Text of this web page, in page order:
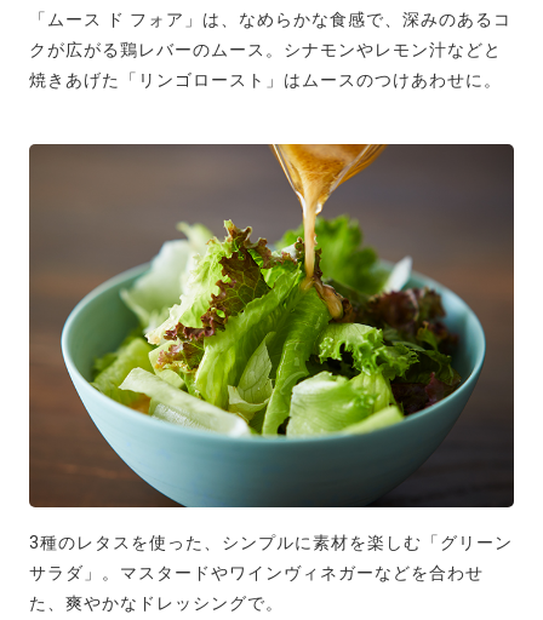
「ムース ド フォア」は、なめらかな食感で、深みのあるコ
クが広がる鶏レバーのムース。シナモンやレモン汁などと
焼きあげた「リンゴロースト」はムースのつけあわせに。
3種のレタスを使った、シンプルに素材を楽しむ「グリーン
サラダ」。マスタードやワインヴィネガーなどを合わせ
た、爽やかなドレッシングで。